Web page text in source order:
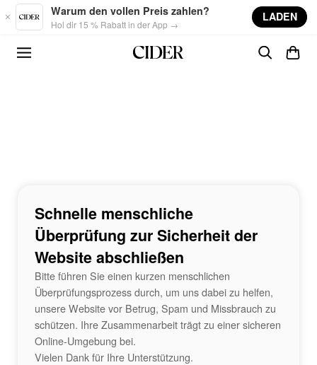
Skip to main content
Warum den vollen Preis zahlen?
Hol dir 15 % Rabatt in der App →
LADEN
Schnelle menschliche
Überprüfung zur Sicherheit der
Website abschließen
Bitte führen Sie einen kurzen menschlichen
Überprüfungsprozess durch, um uns dabei zu helfen,
unsere Website vor Betrug, Spam und Missbrauch zu
schützen. Ihre Zusammenarbeit trägt zu einer sicheren
Online-Umgebung bei.
Vielen Dank für Ihre Unterstützung.